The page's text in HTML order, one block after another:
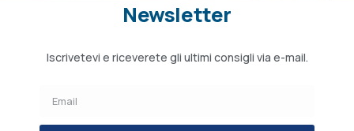
Newsletter
Iscrivetevi e riceverete gli ultimi consigli via e-mail.